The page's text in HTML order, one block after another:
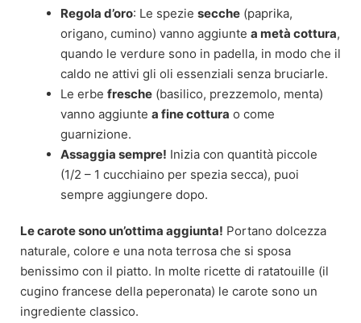
Regola d’oro: Le spezie secche (paprika,
origano, cumino) vanno aggiunte a metà cottura,
quando le verdure sono in padella, in modo che il
caldo ne attivi gli oli essenziali senza bruciarle.
Le erbe fresche (basilico, prezzemolo, menta)
vanno aggiunte a fine cottura o come
guarnizione.
Assaggia sempre! Inizia con quantità piccole
(1/2 – 1 cucchiaino per spezia secca), puoi
sempre aggiungere dopo.
Le carote sono un’ottima aggiunta! Portano dolcezza
naturale, colore e una nota terrosa che si sposa
benissimo con il piatto. In molte ricette di ratatouille (il
cugino francese della peperonata) le carote sono un
ingrediente classico.